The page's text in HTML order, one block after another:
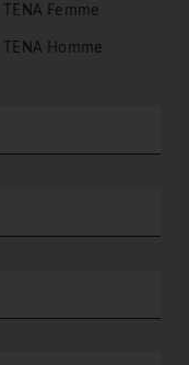
TENA Femme
TENA Homme